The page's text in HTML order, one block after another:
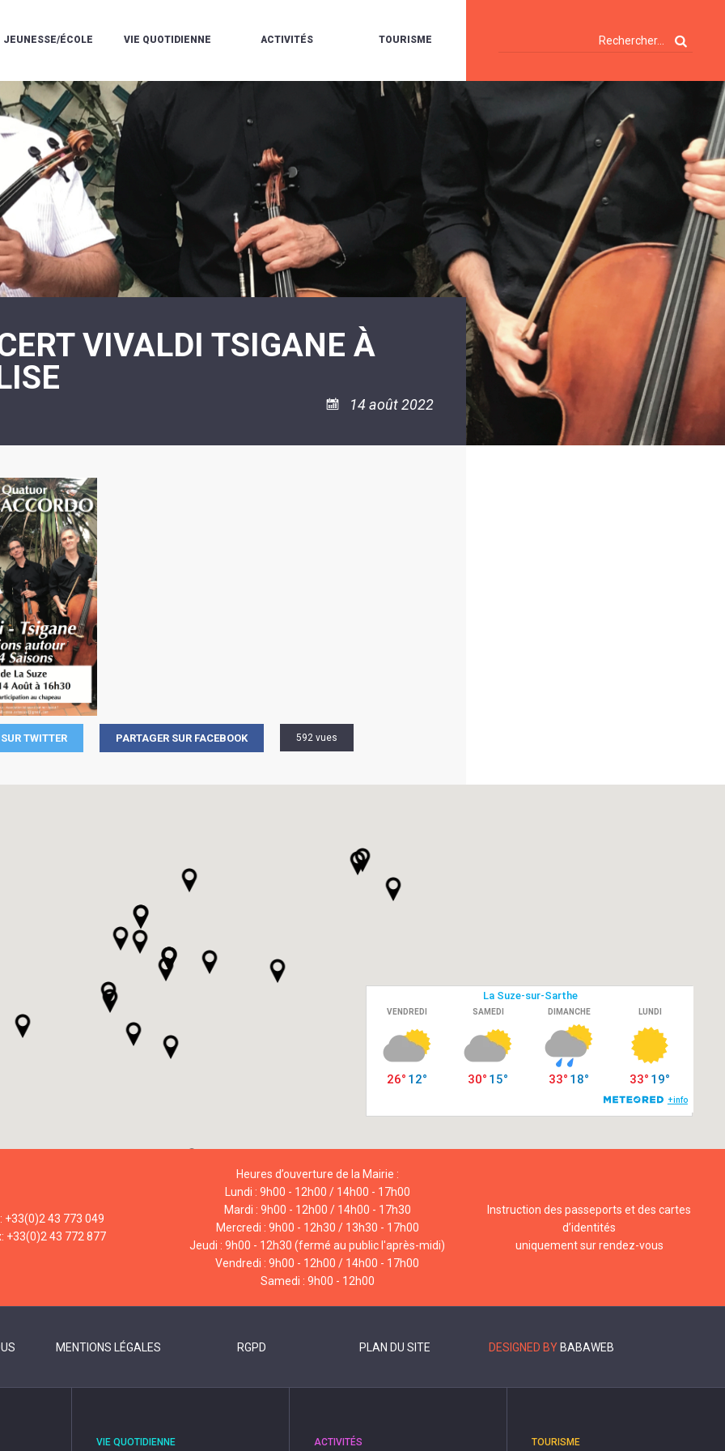
JEUNESSE/ÉCOLE
L'ACCUEIL
MERCREDIS
RÉCRÉATIFS
ASSOCIATION
LA
VIE QUOTIDIENNE
ESPACE
DE
VIE
SOCIALE
QUELQUES
RÈGLES
DE
L'EAU
ET
L'ASSAINISSEMENT
LA
RÉSIDENCE
AUTONOMIE
LE
POLICE
MUNICIPALE
ACTIVITÉS
L'ÉCOLE
MUSIQUE
L'ÉCOLE
COMMUNAUTAIRE
DANSE
LA
PISCINE
COMMUNAUTAIRE
ASSOCIATIONS
TOURISME
CAMPING
CAMPING-
CARS
HALTE
VENIR
À
LA
VIVALDI TSIGANE À
14 août 2022
TWITTER PARTAGER SUR FACEBOOK 592 vues
+33(0)2 43 773 049
+33(0)2 43 772 877
Heures d’ouverture de la Mairie :
Lundi : 9h00 - 12h00 / 14h00 - 17h00
Mardi : 9h00 - 12h00 / 14h00 - 17h30
Mercredi : 9h00 - 12h30 / 13h30 - 17h00
Jeudi : 9h00 - 12h30 (fermé au public l'après-midi)
Vendredi : 9h00 - 12h00 / 14h00 - 17h00
Samedi : 9h00 - 12h00
Instruction des passeports et des cartes
d’identités
uniquement sur rendez-vous
MENTIONS LÉGALES RGPD PLAN DU SITE DESIGNED BY BABAWEB
VIE QUOTIDIENNE ACTIVITÉS TOURISME